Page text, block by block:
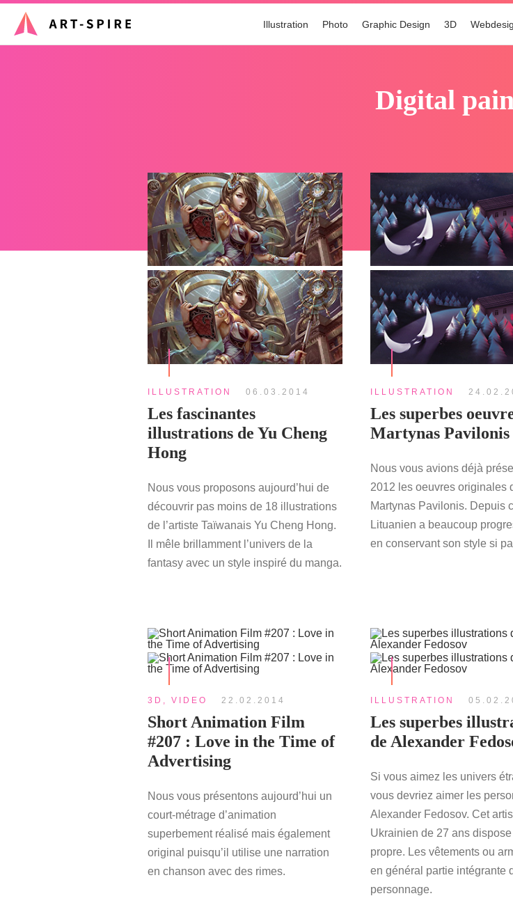
Illustration Photo Graphic Design 3D
digital
ILLUSTRATION 06.03.2014
Les fascinantes
illustrations de Yu Cheng
Hong
Nous vous proposons aujourd’hui de
découvrir pas moins de 18 illustrations
de l’artiste Taïwanais Yu Cheng Hong.
Il mêle brillamment l’univers de la
fantasy avec un style inspiré du manga.
ILLUSTRATION
Les superbes
Martynas Pavilonis
Nous vous avions déjà
2012 les oeuvres originales
Martynas Pavilonis. Depuis
Lituanien a beaucoup
en conservant son style si
3D VIDEO 22.02.2014
Short Animation Film
#207 : Love in the Time of
Advertising
Nous vous présentons aujourd’hui un
court-métrage d’animation
superbement réalisé mais également
original puisqu’il utilise une narration
en chanson avec des rimes.
ILLUSTRATION
Les superbes
de Alexander
Si vous aimez les univers
vous devriez aimer les
Alexander Fedosov. Cet
Ukrainien de 27 ans dispose
propre. Les vêtements ou
en général partie intégrante
personnage.